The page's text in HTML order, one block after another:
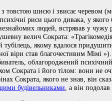
шиєю і звисає черевом
риси цього дивака, у якого
людей, встрявав у чужу
велич Сократа:
якому вдалося
віри став благочестивим Мімі
облагороджений психічний
Сократа і його тілом: вони не
Сократа, якого не знав, він
будівельниками , а він